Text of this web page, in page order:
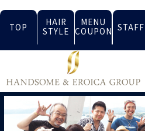
TOP
HAIR
STYLE
MENU
COUPON STAFF